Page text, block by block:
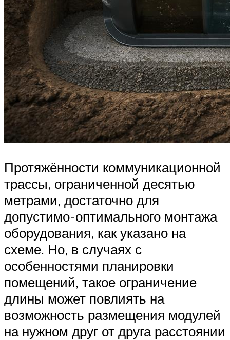
Протяжённости коммуникационной
трассы, ограниченной десятью
метрами, достаточно для
допустимо-оптимального монтажа
оборудования, как указано на
схеме. Но, в случаях с
особенностями планировки
помещений, такое ограничение
длины может повлиять на
возможность размещения модулей
на нужном друг от друга расстоянии